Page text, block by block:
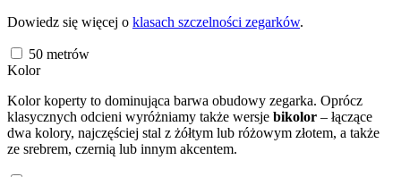
Dowiedz się więcej o klasach szczelności zegarków.
50 metrów
Kolor
Kolor koperty to dominująca barwa obudowy zegarka. Oprócz
klasycznych odcieni wyróżniamy także wersje bikolor – łączące
dwa kolory, najczęściej stal z żółtym lub różowym złotem, a także
ze srebrem, czernią lub innym akcentem.